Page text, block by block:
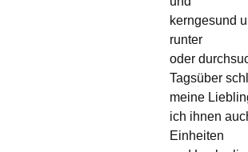
kerngesund
runter
oder
Tagsüber
meine
ich ihnen
Einheiten